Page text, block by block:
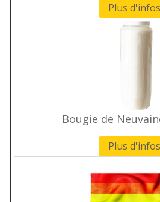
Plus d'infos
Bougie de
Plus d'infos